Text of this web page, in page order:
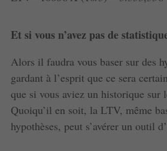
Et si vous n’avez pas de
Alors il faudra vous baser sur des
gardant à l’esprit que ce sera
que si vous aviez un historique sur
Quoiqu’il en soit, la LTV, même
hypothèses, peut s’avérer un outil